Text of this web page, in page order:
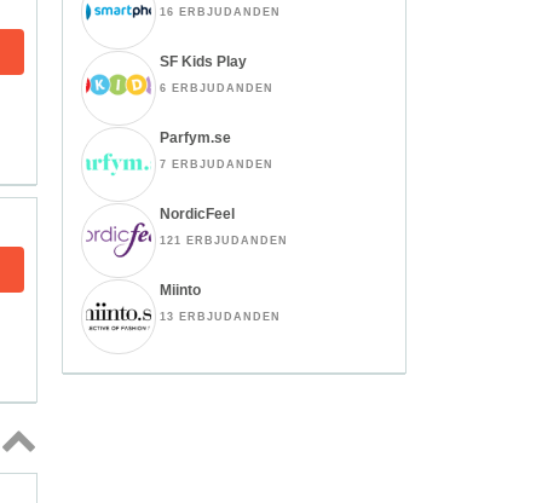
Topp
16 ERBJUDANDEN
SF Kids Play
6 ERBJUDANDEN
Parfym.se
7 ERBJUDANDEN
NordicFeel
121 ERBJUDANDEN
Miinto
13 ERBJUDANDEN